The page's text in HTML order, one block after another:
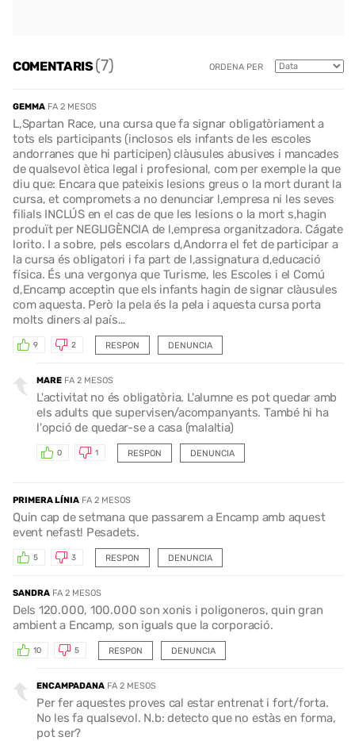
COMENTARIS(7) ORDENA PER
GEMMA FA 2 MESOS
L,Spartan Race, una cursa que fa signar obligatòriament a
tots els participants (inclosos els infants de les escoles
andorranes que hi participen) clàusules abusives i mancades
de qualsevol ètica legal i profesional, com per exemple la que
diu que: Encara que pateixis lesions greus o la mort durant la
cursa, et compromets a no denunciar l,empresa ni les seves
filials INCLÚS en el cas de que les lesions o la mort s,hagin
produït per NEGLIGÈNCIA de l,empresa organitzadora. Cágate
lorito. I a sobre, pels escolars d,Andorra el fet de participar a
la cursa és obligatori i fa part de l,assignatura d,educació
física. És una vergonya que Turisme, les Escoles i el Comú
d,Encamp acceptin que els infants hagin de signar clàusules
com aquesta. Però la pela és la pela i aquesta cursa porta
molts diners al país…
RESPON
9 2 DENUNCIA
MARE FA 2 MESOS
L'activitat no és obligatòria. L'alumne es pot quedar amb
els adults que supervisen/acompanyants. També hi ha
l'opció de quedar-se a casa (malaltia)
RESPON
0 1 DENUNCIA
PRIMERA LÍNIA FA 2 MESOS
Quin cap de setmana que passarem a Encamp amb aquest
event nefast! Pesadets.
RESPON
5 3 DENUNCIA
SANDRA FA 2 MESOS
Dels 120.000, 100.000 son xonis i poligoneros, quin gran
ambient a Encamp, son iguals que la corporació.
RESPON
10 5 DENUNCIA
ENCAMPADANA FA 2 MESOS
Per fer aquestes proves cal estar entrenat i fort/forta.
No les fa qualsevol. N.b: detecto que no estàs en forma,
pot ser?